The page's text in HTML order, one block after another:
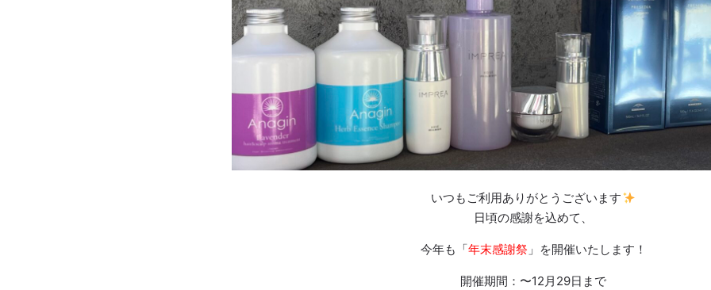
いつもご利用ありがとうございます
日頃の感謝を込めて、
今年も「年末感謝祭 」を開催いたします！
開催期間：〜12月29日まで